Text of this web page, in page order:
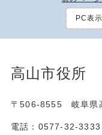
PC表示
高山市役所
〒506-8555 岐阜県
電話：0577-32-